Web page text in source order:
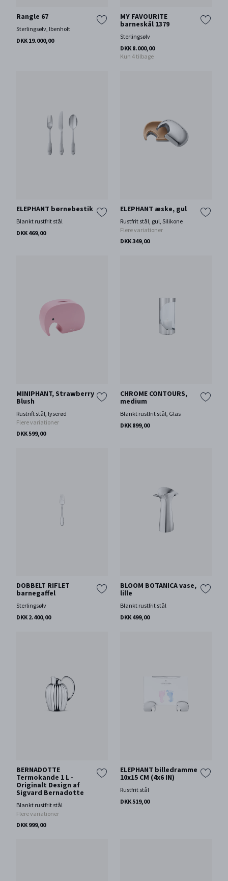
Rangle 67
Sterlingsølv, Ibenholt
DKK 19.000,00
MY FAVOURITE
barneskål 1379
Sterlingsølv
DKK 8.000,00
Kun 4 tilbage
ELEPHANT børnebestik
Blankt rustfrit stål
DKK 469,00
ELEPHANT æske, gul
Rustfrit stål, gul, Silikone
Flere variationer
DKK 349,00
MINIPHANT, Strawberry
Blush
Rustrift stål, lyserød
Flere variationer
DKK 599,00
CHROME CONTOURS,
medium
Blankt rustfrit stål, Glas
DKK 899,00
DOBBELT RIFLET
barnegaffel
Sterlingsølv
DKK 2.400,00
BLOOM BOTANICA vase,
lille
Blankt rustfrit stål
DKK 499,00
BERNADOTTE
Termokande 1 L -
Originalt Design af
Sigvard Bernadotte
Blankt rustfrit stål
Flere variationer
DKK 999,00
ELEPHANT billedramme
10x15 CM (4x6 IN)
Rustfrit stål
DKK 519,00